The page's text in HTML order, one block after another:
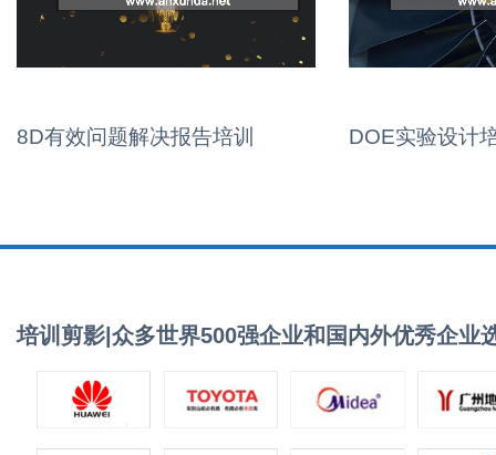
8D有效问题解决报告培训 DOE实验设计
培训剪影|众多世界500强企业和国内外优秀企业